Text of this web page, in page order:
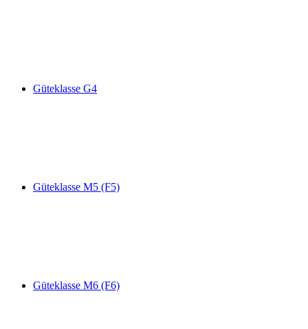
Güteklasse G4
Güteklasse M5 (F5)
Güteklasse M6 (F6)